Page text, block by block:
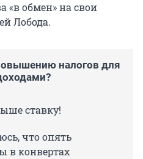
«в обмен» на свои
Лобода.
налогов для
ставку!
что опять
в конвертах